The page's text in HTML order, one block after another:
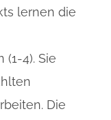
lernen die
4). Sie
Die